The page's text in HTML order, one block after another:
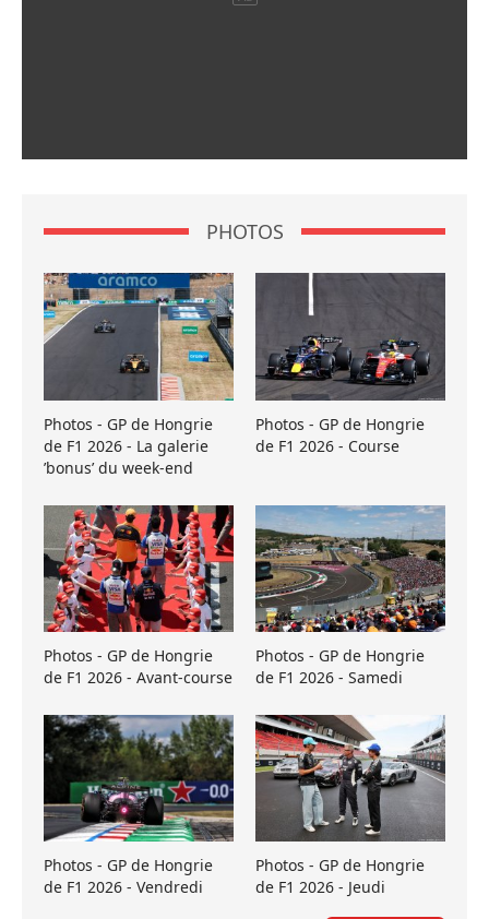
PHOTOS
Photos - GP de Hongrie
de F1 2026 - La galerie
’bonus’ du week-end
Photos - GP de Hongrie
de F1 2026 - Course
Photos - GP de Hongrie
de F1 2026 - Avant-course
Photos - GP de Hongrie
de F1 2026 - Samedi
Photos - GP de Hongrie
de F1 2026 - Vendredi
Photos - GP de Hongrie
de F1 2026 - Jeudi